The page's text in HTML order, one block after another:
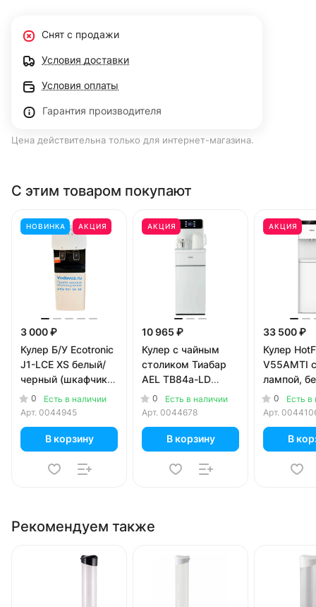
Снят с продажи
Условия доставки
Условия оплаты
Гарантия производителя
Цена действительна только для интернет-магазина.
С этим товаром покупают
НОВИНКА АКЦИЯ
3 000 ₽
Кулер Б/У Ecotronic
J1-LCE XS белый/
черный (шкафчик 7
литров)
0
Есть в наличии
Арт. 0044945
В корзину
АКЦИЯ
10 965 ₽
Кулер с чайным
столиком Тиабар
AEL TB84a-LD
белый (шкафчик 3
литра)
0
Есть в наличии
Арт. 0044678
В корзину
АКЦИЯ
33 500 ₽
Кулер
V55AMTI
лампой,
0
Есть в
Арт.
В
Рекомендуем также